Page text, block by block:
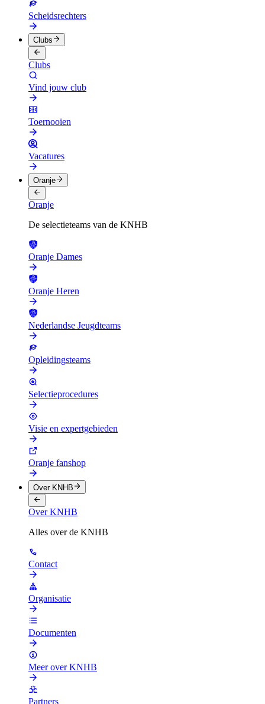
Scheidsrechters
Clubs
Clubs
Vind jouw club
Toernooien
Vacatures
Oranje
Oranje
De selectieteams van de KNHB
Oranje Dames
Oranje Heren
Nederlandse Jeugdteams
Opleidingsteams
Selectieprocedures
Visie en expertgebieden
Oranje fanshop
Over KNHB
Over KNHB
Alles over de KNHB
Contact
Organisatie
Documenten
Meer over KNHB
Partners